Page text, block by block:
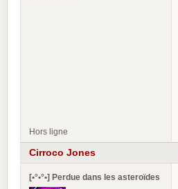
Hors ligne
Cirroco Jones
[•°•°•] Perdue dans les asteroïdes